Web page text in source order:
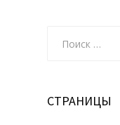
СТРАНИЦЫ